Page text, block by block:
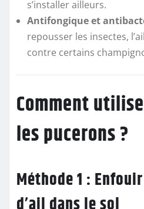
s’installer ailleurs.
Antifongique et
repousser les insectes,
contre certains
Comment
les pucerons ?
Méthode 1 :